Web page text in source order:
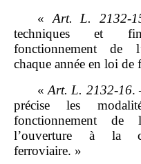
« Art. L. 2132‑
techniques et
fonctionnement de
chaque année en loi de
«Art. L. 2132‑16.
précise les
fonctionnement de
l’ouverture à la
ferroviaire. »